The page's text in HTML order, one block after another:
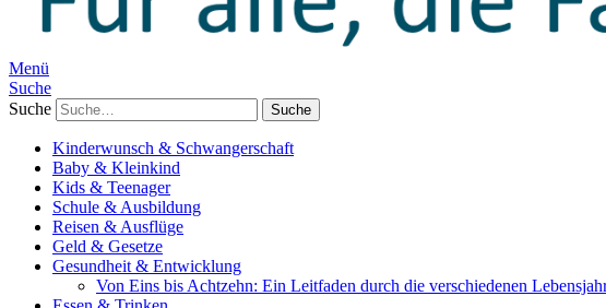
Menü
Suche
Suche
Kinderwunsch & Schwangerschaft
Baby & Kleinkind
Kids & Teenager
Schule & Ausbildung
Reisen & Ausflüge
Geld & Gesetze
Gesundheit & Entwicklung
Von Eins bis Achtzehn: Ein Leitfaden durch die verschiedenen